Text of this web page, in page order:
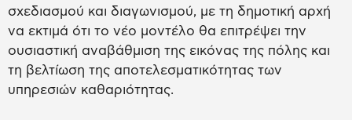
σχεδιασμού και διαγωνισμού, με τη δημοτική αρχή
να εκτιμά ότι το νέο μοντέλο θα επιτρέψει την
ουσιαστική αναβάθμιση της εικόνας της πόλης και
τη βελτίωση της αποτελεσματικότητας των
υπηρεσιών καθαριότητας.